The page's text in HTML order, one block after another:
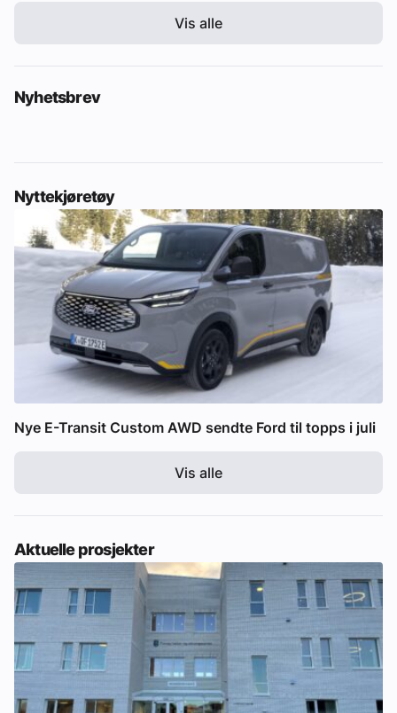
Vis alle
Nyhetsbrev
Nyttekjøretøy
Nye E-Transit Custom AWD sendte Ford til topps i juli
Vis alle
Aktuelle prosjekter